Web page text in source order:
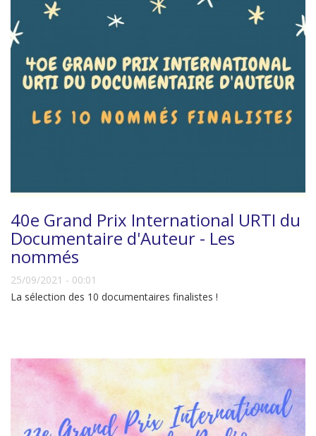
40e Grand Prix International URTI du
Documentaire d'Auteur - Les
nommés
25/09/2021 - 00:01
La sélection des 10 documentaires finalistes !